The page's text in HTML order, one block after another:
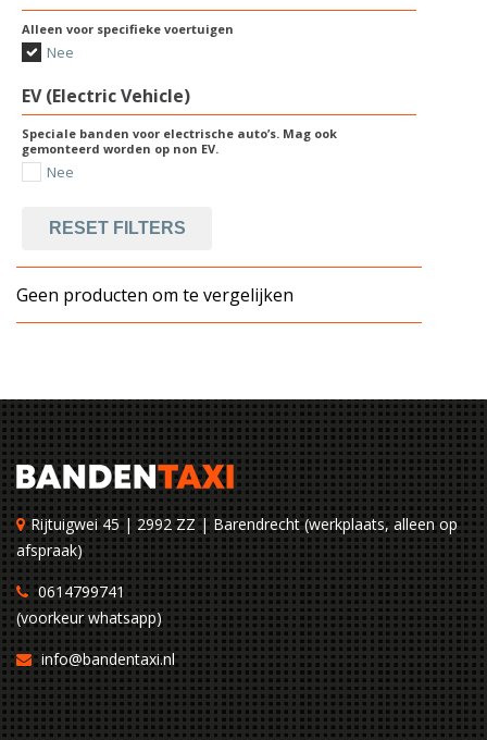
Alleen voor specifieke voertuigen
Nee
EV (Electric Vehicle)
Speciale banden voor electrische auto’s. Mag ook
gemonteerd worden op non EV.
Nee
RESET FILTERS
Geen producten om te vergelijken
Rijtuigwei 45 | 2992 ZZ | Barendrecht (werkplaats, alleen op
afspraak)
0614799741
(voorkeur whatsapp)
info@bandentaxi.nl